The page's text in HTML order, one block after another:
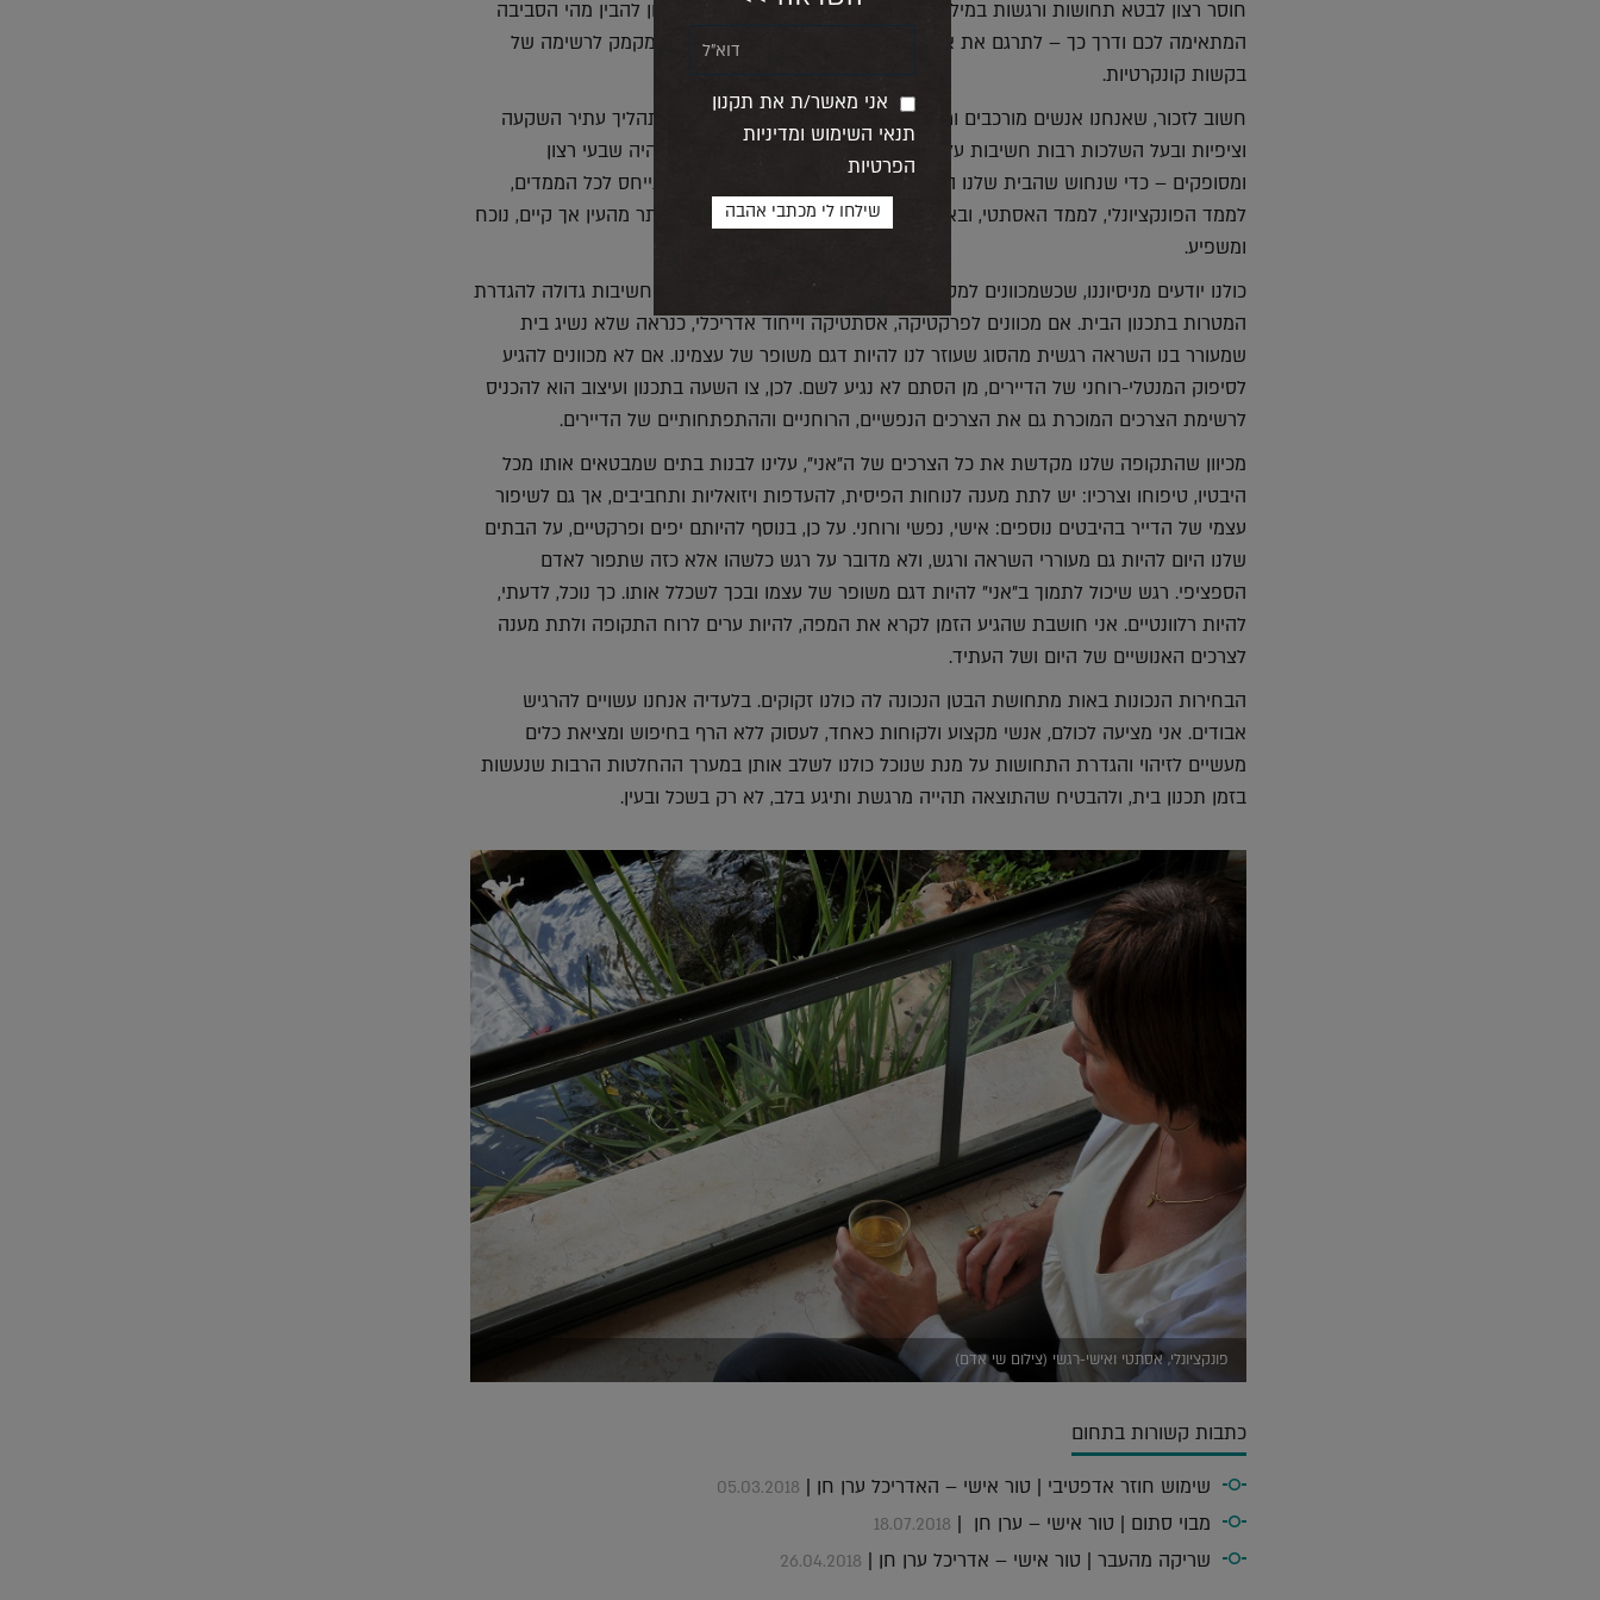
חוסר רצון לבטא תחושות ורגשות במילים מפורשות. לכן, אסור לוותר על הניסיון להבין מהי הסביבה
המתאימה לכם ודרך כך – לתרגם את אותו ממד אישי חשוב לאין שיעור אך חמקמק לרשימה של
בקשות קונקרטיות.
חשוב לזכור, שאנחנו אנשים מורכבים ורב-ממדיים, ועיצוב סביבת מגורים הוא תהליך עתיר השקעה
וציפיות ובעל השלכות רבות חשיבות על איכות חיינו. כדי שבסופו של תהליך נהיה שבעי רצון
ומסופקים – כדי שנחוש שהבית שלנו הוא ביתנו האמיתי – אנחנו חייבים להתייחס לכל הממדים,
לממד הפונקציונלי, לממד האסתטי, ובאותה מידה גם לממד האישי-רגשי, הנסתר מהעין אך קיים, נוכח
ומשפיע.
כולנו יודעים מניסיוננו, שכשמכוונים למטרות יש סיכוי גבוה להשיג אותן, לכן יש חשיבות גדולה להגדרת
המטרות בתכנון הבית. אם מכוונים לפרקטיקה, אסתטיקה וייחוד אדריכלי, כנראה שלא נשיג בית
שמעורר בנו השראה רגשית מהסוג שעוזר לנו להיות דגם משופר של עצמינו. אם לא מכוונים להגיע
לסיפוק המנטלי-רוחני של הדיירים, מן הסתם לא נגיע לשם. לכן, צו השעה בתכנון ועיצוב הוא להכניס
לרשימת הצרכים המוכרת גם את הצרכים הנפשיים, הרוחניים וההתפתחותיים של הדיירים.
מכיוון שהתקופה שלנו מקדשת את כל הצרכים של ה"אני", עלינו לבנות בתים שמבטאים אותו מכל
היבטיו, טיפוחו וצרכיו: יש לתת מענה לנוחות הפיסית, להעדפות ויזואליות ותחביבים, אך גם לשיפור
עצמי של הדייר בהיבטים נוספים: אישי, נפשי ורוחני. על כן, בנוסף להיותם יפים ופרקטיים, על הבתים
שלנו היום להיות גם מעוררי השראה ורגש, ולא מדובר על רגש כלשהו אלא כזה שתפור לאדם
הספציפי. רגש שיכול לתמוך ב"אני" להיות דגם משופר של עצמו ובכך לשכלל אותו. כך נוכל, לדעתי,
להיות רלוונטיים. אני חושבת שהגיע הזמן לקרא את המפה, להיות ערים לרוח התקופה ולתת מענה
לצרכים האנושיים של היום ושל העתיד.
הבחירות הנכונות באות מתחושת הבטן הנכונה לה כולנו זקוקים. בלעדיה אנחנו עשויים להרגיש
אבודים. אני מציעה לכולם, אנשי מקצוע ולקוחות כאחד, לעסוק ללא הרף בחיפוש ומציאת כלים
מעשיים לזיהוי והגדרת התחושות על מנת שנוכל כולנו לשלב אותן במערך ההחלטות הרבות שנעשות
בזמן תכנון בית, ולהבטיח שהתוצאה תהייה מרגשת ותיגע בלב, לא רק בשכל ובעין.
פונקציונלי, אסתטי ואישי-רגשי (צילום שי אדם)
כתבות קשורות בתחום
שימוש חוזר אדפטיבי | טור אישי – האדריכל ערן חן | 05.03.2018
מבוי סתום | טור אישי – ערן חן | 18.07.2018
שריקה מהעבר | טור אישי – אדריכל ערן חן | 26.04.2018
אני מאשר/ת את תקנון
תנאי השימוש ומדיניות
הפרטיות